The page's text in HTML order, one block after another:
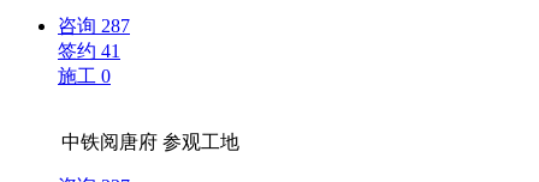
咨询 287
签约 41
施工 0
中铁阅唐府参观工地